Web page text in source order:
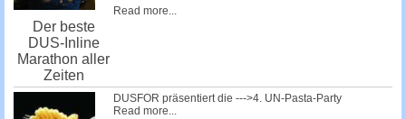
Der beste
DUS-Inline
Marathon aller
Zeiten
Read more...
DUSFOR präsentiert die --->4. UN-Pasta-Party
Read more...